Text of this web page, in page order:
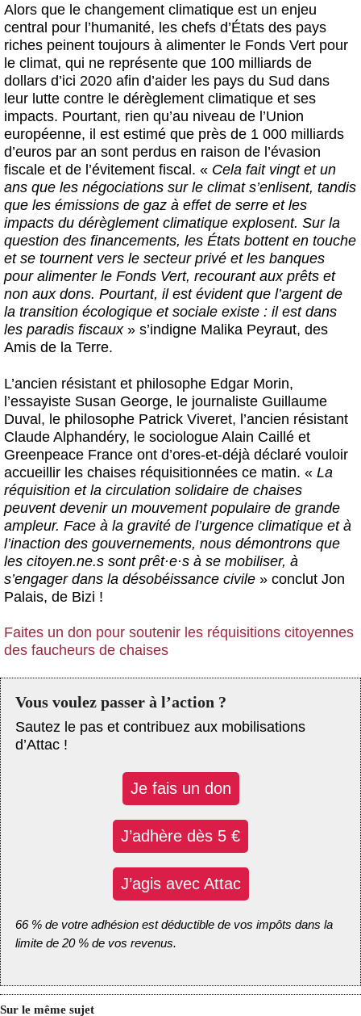
Alors que le changement climatique est un enjeu
central pour l’humanité, les chefs d’États des pays
riches peinent toujours à alimenter le Fonds Vert pour
le climat, qui ne représente que 100 milliards de
dollars d’ici 2020 afin d’aider les pays du Sud dans
leur lutte contre le dérèglement climatique et ses
impacts. Pourtant, rien qu’au niveau de l’Union
européenne, il est estimé que près de 1 000 milliards
d’euros par an sont perdus en raison de l’évasion
fiscale et de l’évitement fiscal. « Cela fait vingt et un
ans que les négociations sur le climat s’enlisent, tandis
que les émissions de gaz à effet de serre et les
impacts du dérèglement climatique explosent. Sur la
question des financements, les États bottent en touche
et se tournent vers le secteur privé et les banques
pour alimenter le Fonds Vert, recourant aux prêts et
non aux dons. Pourtant, il est évident que l’argent de
la transition écologique et sociale existe : il est dans
les paradis fiscaux» s’indigne Malika Peyraut, des
Amis de la Terre.
L’ancien résistant et philosophe Edgar Morin,
l’essayiste Susan George, le journaliste Guillaume
Duval, le philosophe Patrick Viveret, l’ancien résistant
Claude Alphandéry, le sociologue Alain Caillé et
Greenpeace France ont d’ores-et-déjà déclaré vouloir
accueillir les chaises réquisitionnées ce matin. « La
réquisition et la circulation solidaire de chaises
peuvent devenir un mouvement populaire de grande
ampleur. Face à la gravité de l’urgence climatique et à
l’inaction des gouvernements, nous démontrons que
les citoyen.ne.s sont prêt·e·s à se mobiliser, à
s’engager dans la désobéissance civile » conclut Jon
Palais, de Bizi !
Faites un don pour soutenir les réquisitions citoyennes
des faucheurs de chaises
Vous voulez passer à l’action ?
Sautez le pas et contribuez aux mobilisations
d’Attac !
Je fais un don
J’adhère dès 5 €
J’agis avec Attac
66 % de votre adhésion est déductible de vos impôts dans la
limite de 20 % de vos revenus.
Sur le même sujet